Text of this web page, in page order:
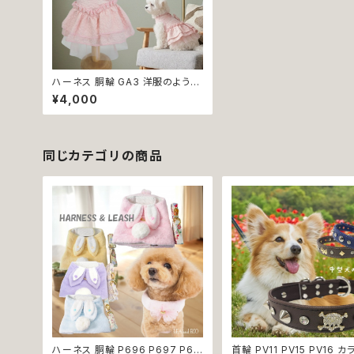
ハーネス 胴輪 GA3 洋服のような
ハーネス ワンピース風 引っ張り防
止 散歩 お出掛け ドッグウエア 犬
猫 ペット 服 犬服 猫服 かわいい
¥4,000
同じカテゴリの商品
ハーネス 胴輪 P696 P697 P69
首輪 PV11 PV15 PV16 カ